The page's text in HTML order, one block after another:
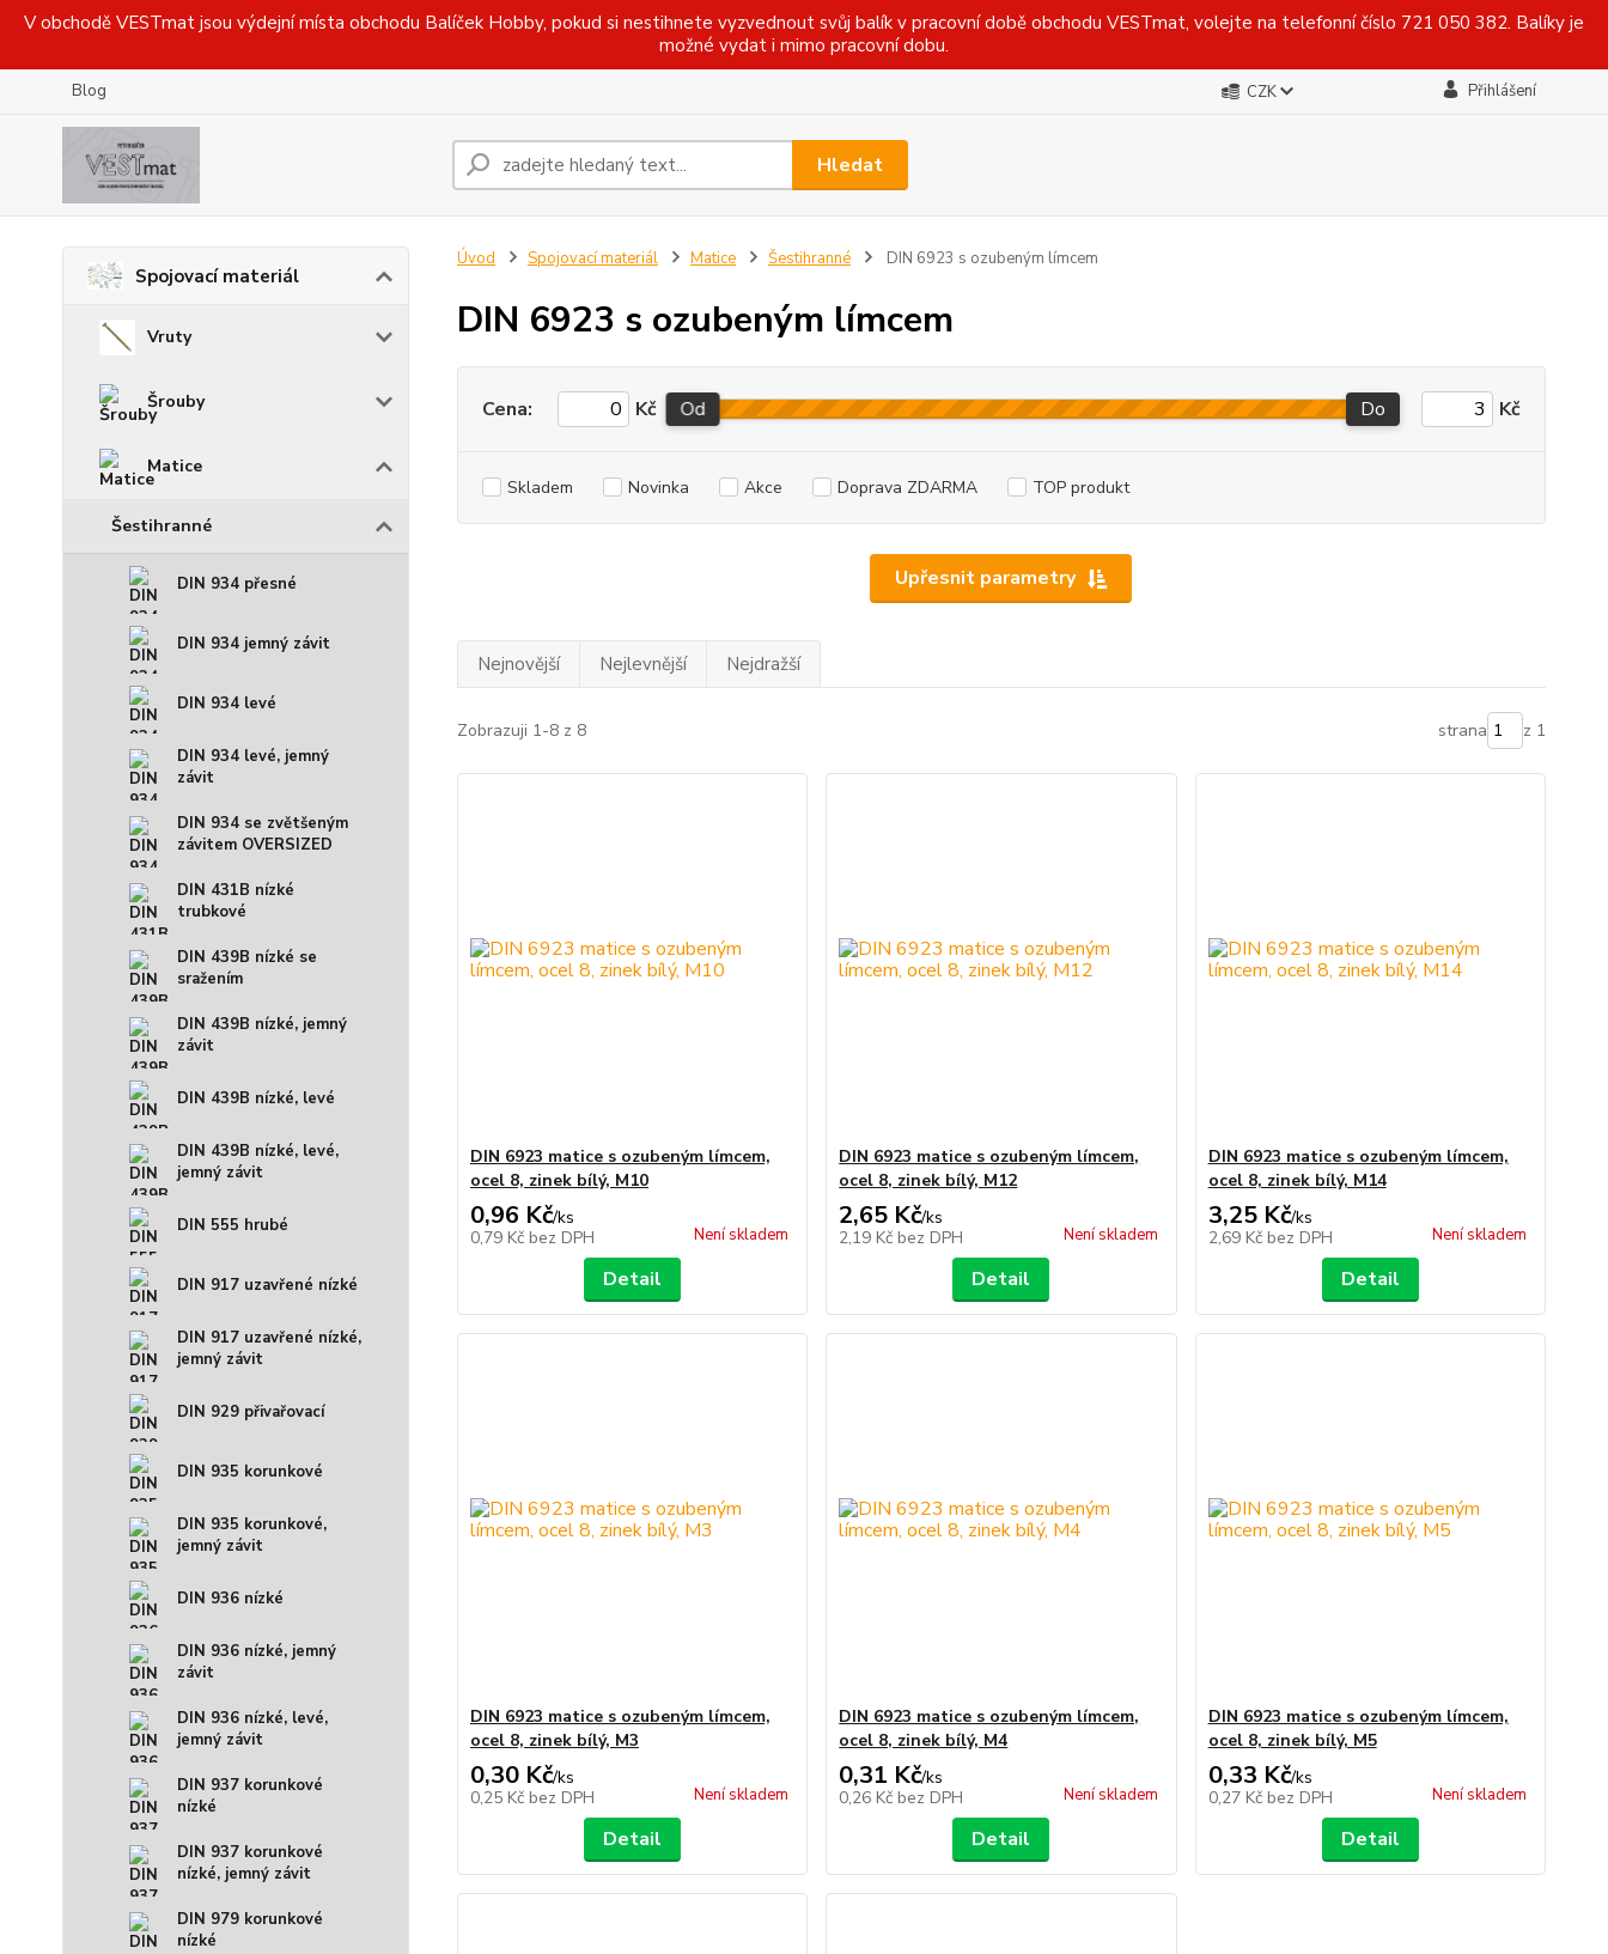
V obchodě VESTmat jsou výdejní místa obchodu Balíček Hobby, pokud si nestihnete vyzvednout svůj balík v pracovní době obchodu VESTmat, volejte na telefonní číslo 721 050 382. Balíky je
možné vydat i mimo pracovní dobu.
Blog CZK Přihlášení
Hledat
Spojovací materiál
Vruty
Šrouby
Matice
Šestihranné
DIN 934 přesné
DIN 934 jemný závit
DIN 934 levé
DIN 934 levé, jemný
závit
DIN 934 se zvětšeným
závitem OVERSIZED
DIN 431B nízké
trubkové
DIN 439B nízké se
sražením
DIN 439B nízké, jemný
závit
DIN 439B nízké, levé
DIN 439B nízké, levé,
jemný závit
DIN 555 hrubé
DIN 917 uzavřené nízké
DIN 917 uzavřené nízké,
jemný závit
DIN 929 přivařovací
DIN 935 korunkové
DIN 935 korunkové,
jemný závit
DIN 936 nízké
DIN 936 nízké, jemný
závit
DIN 936 nízké, levé,
jemný závit
DIN 937 korunkové
nízké
DIN 937 korunkové
nízké, jemný závit
DIN 979 korunkové
nízké
Úvod Spojovací materiál Matice Šestihranné DIN 6923 s ozubeným límcem
DIN 6923 s ozubeným límcem
Upřesnit parametry
Cena: Kč Od Do Kč
Skladem Novinka Akce Doprava ZDARMA TOP produkt
Nejnovější Nejlevnější Nejdražší
Zobrazuji 1-8 z 8 strana z 1
DIN 6923 matice s ozubeným límcem,
ocel 8, zinek bílý, M10
0,96 Kč/ks
0,79 Kč bez DPH Není skladem
Detail
DIN 6923 matice s ozubeným límcem,
ocel 8, zinek bílý, M12
2,65 Kč/ks
2,19 Kč bez DPH Není skladem
Detail
DIN 6923 matice s ozubeným límcem,
ocel 8, zinek bílý, M14
3,25 Kč/ks
2,69 Kč bez DPH Není skladem
Detail
DIN 6923 matice s ozubeným límcem,
ocel 8, zinek bílý, M3
0,30 Kč/ks
0,25 Kč bez DPH Není skladem
Detail
DIN 6923 matice s ozubeným límcem,
ocel 8, zinek bílý, M4
0,31 Kč/ks
0,26 Kč bez DPH Není skladem
Detail
DIN 6923 matice s ozubeným límcem,
ocel 8, zinek bílý, M5
0,33 Kč/ks
0,27 Kč bez DPH Není skladem
Detail